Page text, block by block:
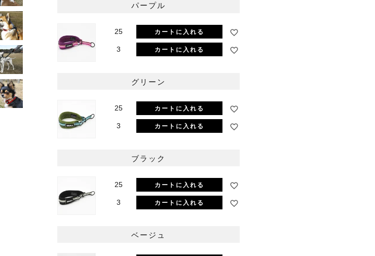
パープル
25 カートに入れる
3 カートに入れる
グリーン
25 カートに入れる
3 カートに入れる
ブラック
25 カートに入れる
3 カートに入れる
ベージュ